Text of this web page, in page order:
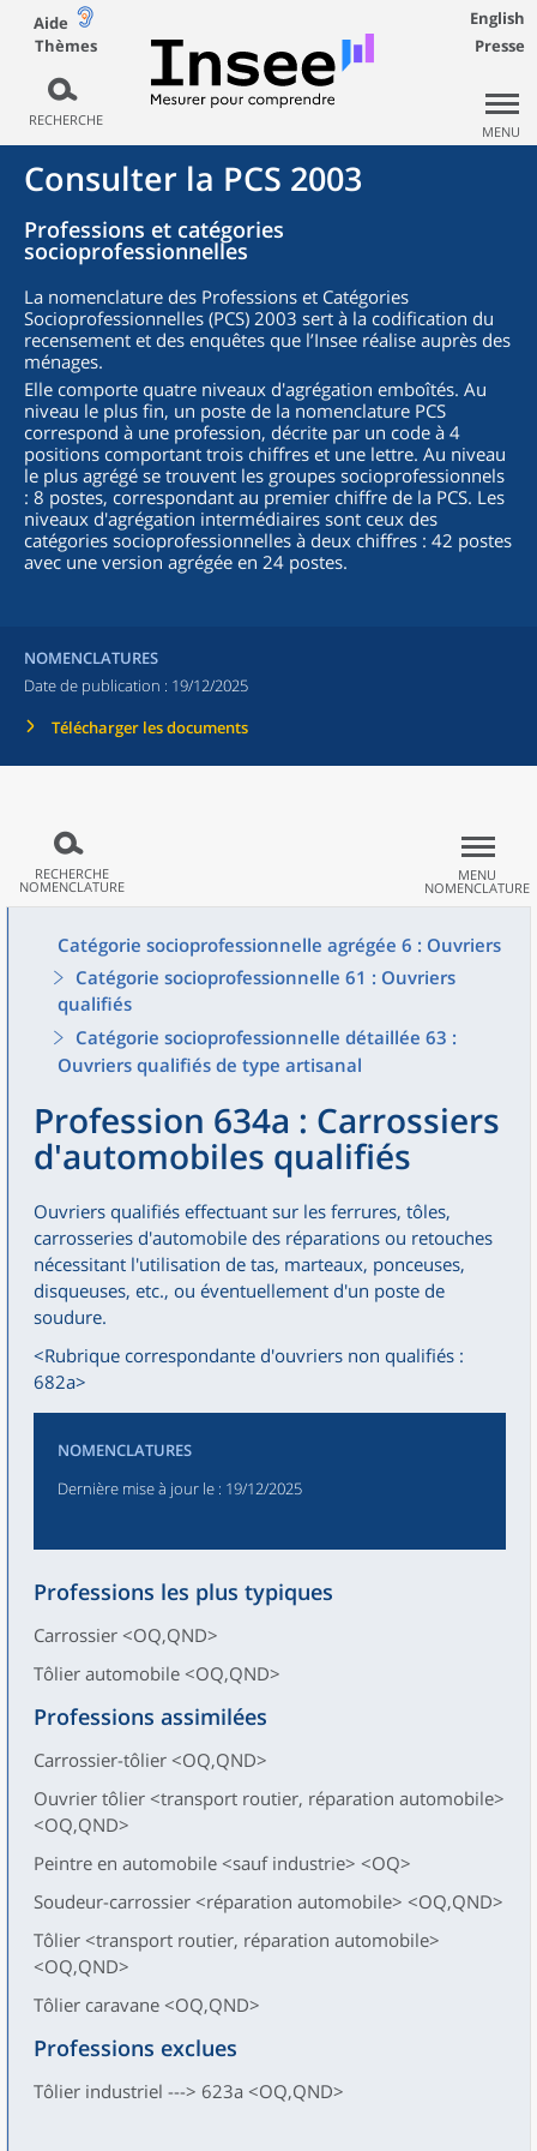
Aide
Thèmes
RECHERCHE
English
Presse
MENU
Consulter la PCS 2003
Professions et catégories
socioprofessionnelles
La nomenclature des Professions et Catégories
Socioprofessionnelles (PCS) 2003 sert à la codification du
recensement et des enquêtes que l’Insee réalise auprès des
ménages.
Elle comporte quatre niveaux d'agrégation emboîtés. Au
niveau le plus fin, un poste de la nomenclature PCS
correspond à une profession, décrite par un code à 4
positions comportant trois chiffres et une lettre. Au niveau
le plus agrégé se trouvent les groupes socioprofessionnels
: 8 postes, correspondant au premier chiffre de la PCS. Les
niveaux d'agrégation intermédiaires sont ceux des
catégories socioprofessionnelles à deux chiffres : 42 postes
avec une version agrégée en 24 postes.
NOMENCLATURES
Date de publication : 19/12/2025
Télécharger les documents
RECHERCHE
NOMENCLATURE
MENU
NOMENCLATURE
Catégorie socioprofessionnelle agrégée 6 : Ouvriers
Catégorie socioprofessionnelle 61 : Ouvriers
qualifiés
Catégorie socioprofessionnelle détaillée 63 :
Ouvriers qualifiés de type artisanal
Profession 634a : Carrossiers
d'automobiles qualifiés
Ouvriers qualifiés effectuant sur les ferrures, tôles,
carrosseries d'automobile des réparations ou retouches
nécessitant l'utilisation de tas, marteaux, ponceuses,
disqueuses, etc., ou éventuellement d'un poste de
soudure.
<Rubrique correspondante d'ouvriers non qualifiés :
682a>
NOMENCLATURES
Dernière mise à jour le : 19/12/2025
Professions les plus typiques
Carrossier <OQ,QND>
Tôlier automobile <OQ,QND>
Professions assimilées
Carrossier-tôlier <OQ,QND>
Ouvrier tôlier <transport routier, réparation automobile>
<OQ,QND>
Peintre en automobile <sauf industrie> <OQ>
Soudeur-carrossier <réparation automobile> <OQ,QND>
Tôlier <transport routier, réparation automobile>
<OQ,QND>
Tôlier caravane <OQ,QND>
Professions exclues
Tôlier industriel ---> 623a <OQ,QND>